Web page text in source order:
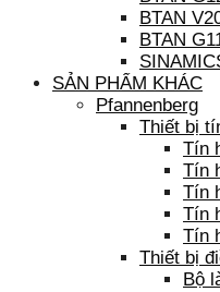
BTAN
BTAN
SẢN PHẨM KHÁC
Pfannenberg
Thiết bị
Tín
Tín
Tín
Tín
Tín
Thiết bị
Bộ